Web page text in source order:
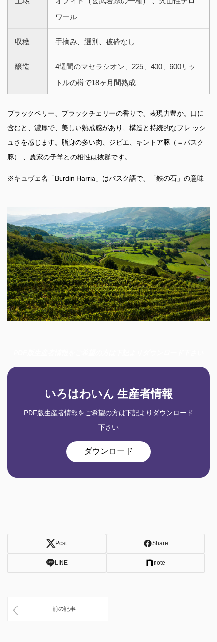
ワール
収穫 手摘み、選別、破砕なし
醸造
4週間のマセラシオン、225、400、600リッ
トルの樽で18ヶ月間熟成
ブラックベリー、ブラックチェリーの香りで、表現力豊か。口に
含むと、濃厚で、美しい熟成感があり、構造と持続的なフレ ッシ
ュさを感じます。脂身の多い肉、ジビエ、キントア豚（＝バスク
豚） 、農家の子羊との相性は抜群です。
※キュヴェ名「Burdin Harria」はバスク語で、「鉄の石」の意味
いろはわいん 生産者情報
PDF版生産者情報をご希望の方は下記よりダウンロード
下さい
ダウンロード
Post Share
LINE note
前の記事